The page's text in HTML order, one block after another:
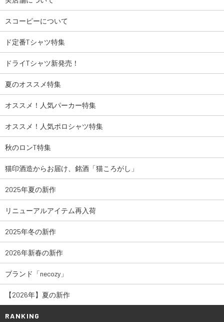
スコーピーについて
ド定番Tシャツ特集
ドライTシャツ新発売！
夏のオススメ特集
オススメ！人気パーカー特集
オススメ！人気ポロシャツ特集
秋のロンT特集
猫印酒造からお届け、銘酒「猫ころがし」
2025年夏の新作
リニューアルアイテム再入荷
2025年冬の新作
2026年新春の新作
ブランド「necozy」
【2026年】夏の新作
RANKING